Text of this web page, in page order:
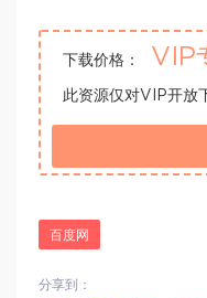
下载价格： VIP
此资源仅对VIP开放
百度网
分享到：